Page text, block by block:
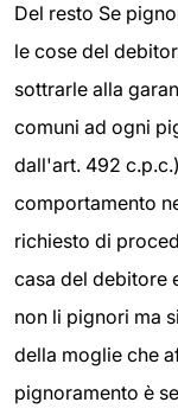
Del resto Se
le cose del
sottrarle alla
comuni ad ogni
dall'art. 492
comportamento
richiesto di
casa del debitore
non li pignori ma
della moglie che
pignoramento è